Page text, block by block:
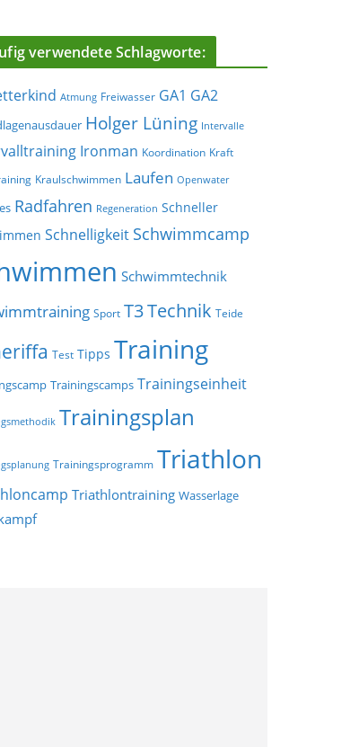
verwendete Schlagworte:
Atmung Freiwasser GA1 GA2
Holger Lüning Intervalle
Ironman Koordination Kraft
Kraulschwimmen Laufen Openwater
Radfahren Regeneration Schneller
Schnelligkeit Schwimmcamp
Schwimmtechnik
Sport T3Technik Teide
Test Tipps Training
Trainingscamps Trainingseinheit
Trainingsplan
Trainingsprogramm Triathlon
Triathlontraining Wasserlage